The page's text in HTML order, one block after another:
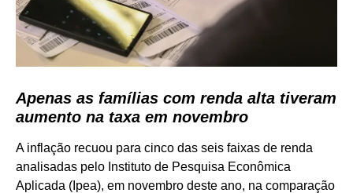
Apenas as famílias com renda alta tiveram
aumento na taxa em novembro
A inflação recuou para cinco das seis faixas de renda
analisadas pelo Instituto de Pesquisa Econômica
Aplicada (Ipea), em novembro deste ano, na comparação